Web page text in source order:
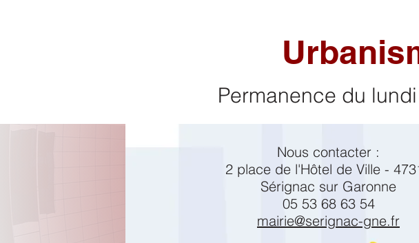
Nous contacter :
2 place de l'Hôtel de Ville -
Sérignac sur Garonne
05 53 68 63 54
mairie@serignac-gne.fr
Permanence du